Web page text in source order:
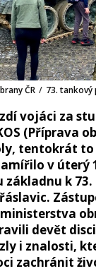
ČR / 73. tankový
vojáci za
(Příprava
tentokrát to
v úterý
základnu k
devět
i znalosti,
zachránit